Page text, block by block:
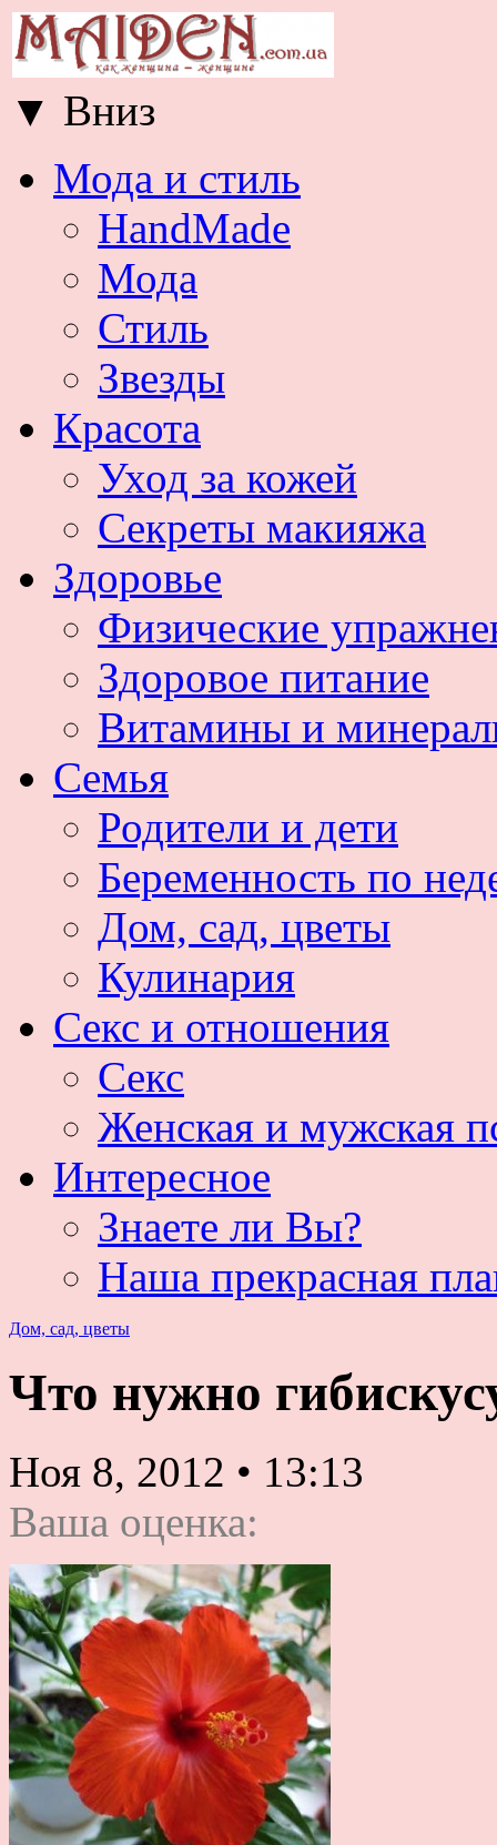
▼ Вниз
Мода и стиль
HandMade
Мода
Стиль
Звезды
Красота
Уход за кожей
Секреты макияжа
Здоровье
Физические
Здоровое питание
Витамины и
Семья
Родители и дети
Беременность по
Дом, сад, цветы
Кулинария
Секс и отношения
Секс
Женская и мужская
Интересное
Знаете ли Вы?
Наша прекрасная
Дом, сад, цветы
Что нужно
Ноя 8, 2012 • 13:13
Ваша оценка: